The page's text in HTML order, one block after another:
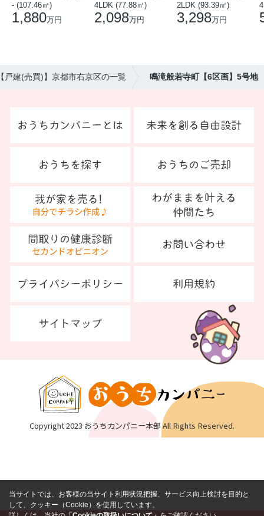
- (107.46㎡)
1,880万円
4LDK (77.88㎡)
2,098万円
2LDK (93.39㎡)
3,298万円
戸建(売買)】京都市右京区の一覧 鳴滝般若寺町【6区画】5号地
Copyright 2023 おうちカンパニー本部 All Rights Reserved.
当サイトでは、お客様の当サイト利用状況把握、サービス向上検討を目的と
して、クッキー（Cookie）を使用しています。